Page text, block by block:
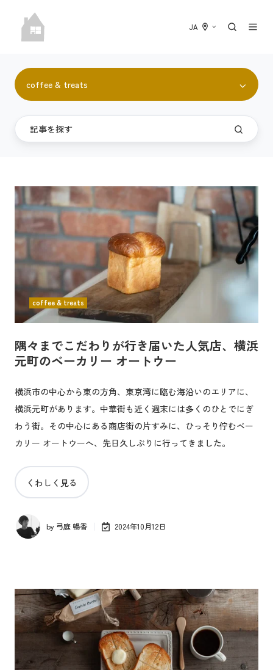
JA
coffee & treats
隅々までこだわりが行き届いた人気店、横浜
元町のベーカリー オートウー
横浜市の中心から東の方角、東京湾に臨む海沿いのエリアに、
横浜元町があります。中華街も近く週末には多くのひとでにぎ
わう街。その中心にある商店街の片すみに、ひっそり佇むベー
カリー オートウーへ、先日久しぶりに行ってきました。
くわしく見る
by 弓庭 暢香 2024年10月12日
coffee & treats